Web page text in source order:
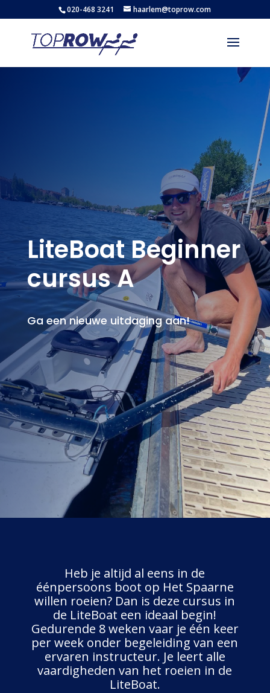
020-468 3241 haarlem@toprow.com
LiteBoat Beginner
cursus A
Ga een nieuwe uitdaging aan!
Heb je altijd al eens in de
éénpersoons boot op Het Spaarne
willen roeien? Dan is deze cursus in
de LiteBoat een ideaal begin!
Gedurende 8 weken vaar je één keer
per week onder begeleiding van een
ervaren instructeur. Je leert alle
vaardigheden van het roeien in de
LiteBoat.